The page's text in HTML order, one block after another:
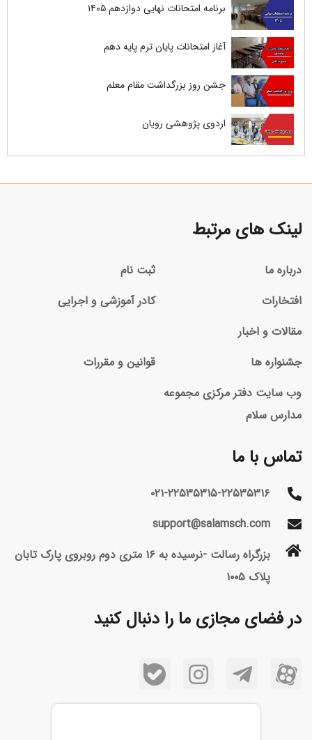
برنامه امتحانات نهایی دوازدهم ۱۴۰۵
آغاز امتحانات پایان ترم پایه دهم
جشن روز بزرگداشت مقام معلم
اردوی پژوهشی رویان
لینک های مرتبط
درباره ما
ثبت نام
افتخارات
کادر آموزشی و اجرایی
مقالات و اخبار
جشنواره ها
قوانین و مقررات
وب سایت دفتر مرکزی مجموعه
مدارس سلام
تماس با ما
۰۲۱-۲۲۵۳۵۳۱۵-۲۲۵۳۵۳۱۶
support@salamsch.com
بزرگراه رسالت -نرسیده به ۱۶ متری دوم روبروی پارک تابان
پلاک ۱۰۰۵
در فضای مجازی ما را دنبال کنید